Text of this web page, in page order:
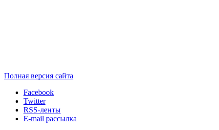
Полная версия сайта
Facebook
Twitter
RSS-ленты
E-mail рассылка